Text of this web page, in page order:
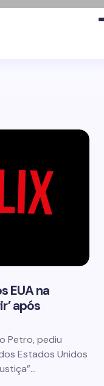
EUA na
após
Petro, pediu
Estados Unidos